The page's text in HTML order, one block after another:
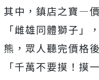
其中，鎮店之寶—
「雌雄同體獅子」
熊，眾人聽完價格
「千萬不要摸！摸